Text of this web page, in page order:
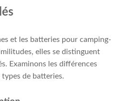
et les batteries pour camping-
elles se distinguent
Examinons les différences
de batteries.